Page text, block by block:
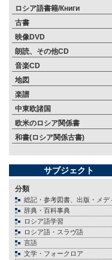
ロシア語書籍/Книги
古書
映像DVD
朗読、その他CD
音楽CD
地図
楽譜
中東欧諸国
欧米のロシア関係書
和書(ロシア関係古書)
サブジェクト
分類
総記・参考図書、出版・メデ
辞典・百科事典
ロシア語学習
ロシア語・スラヴ語
言語
文学・フォークロア